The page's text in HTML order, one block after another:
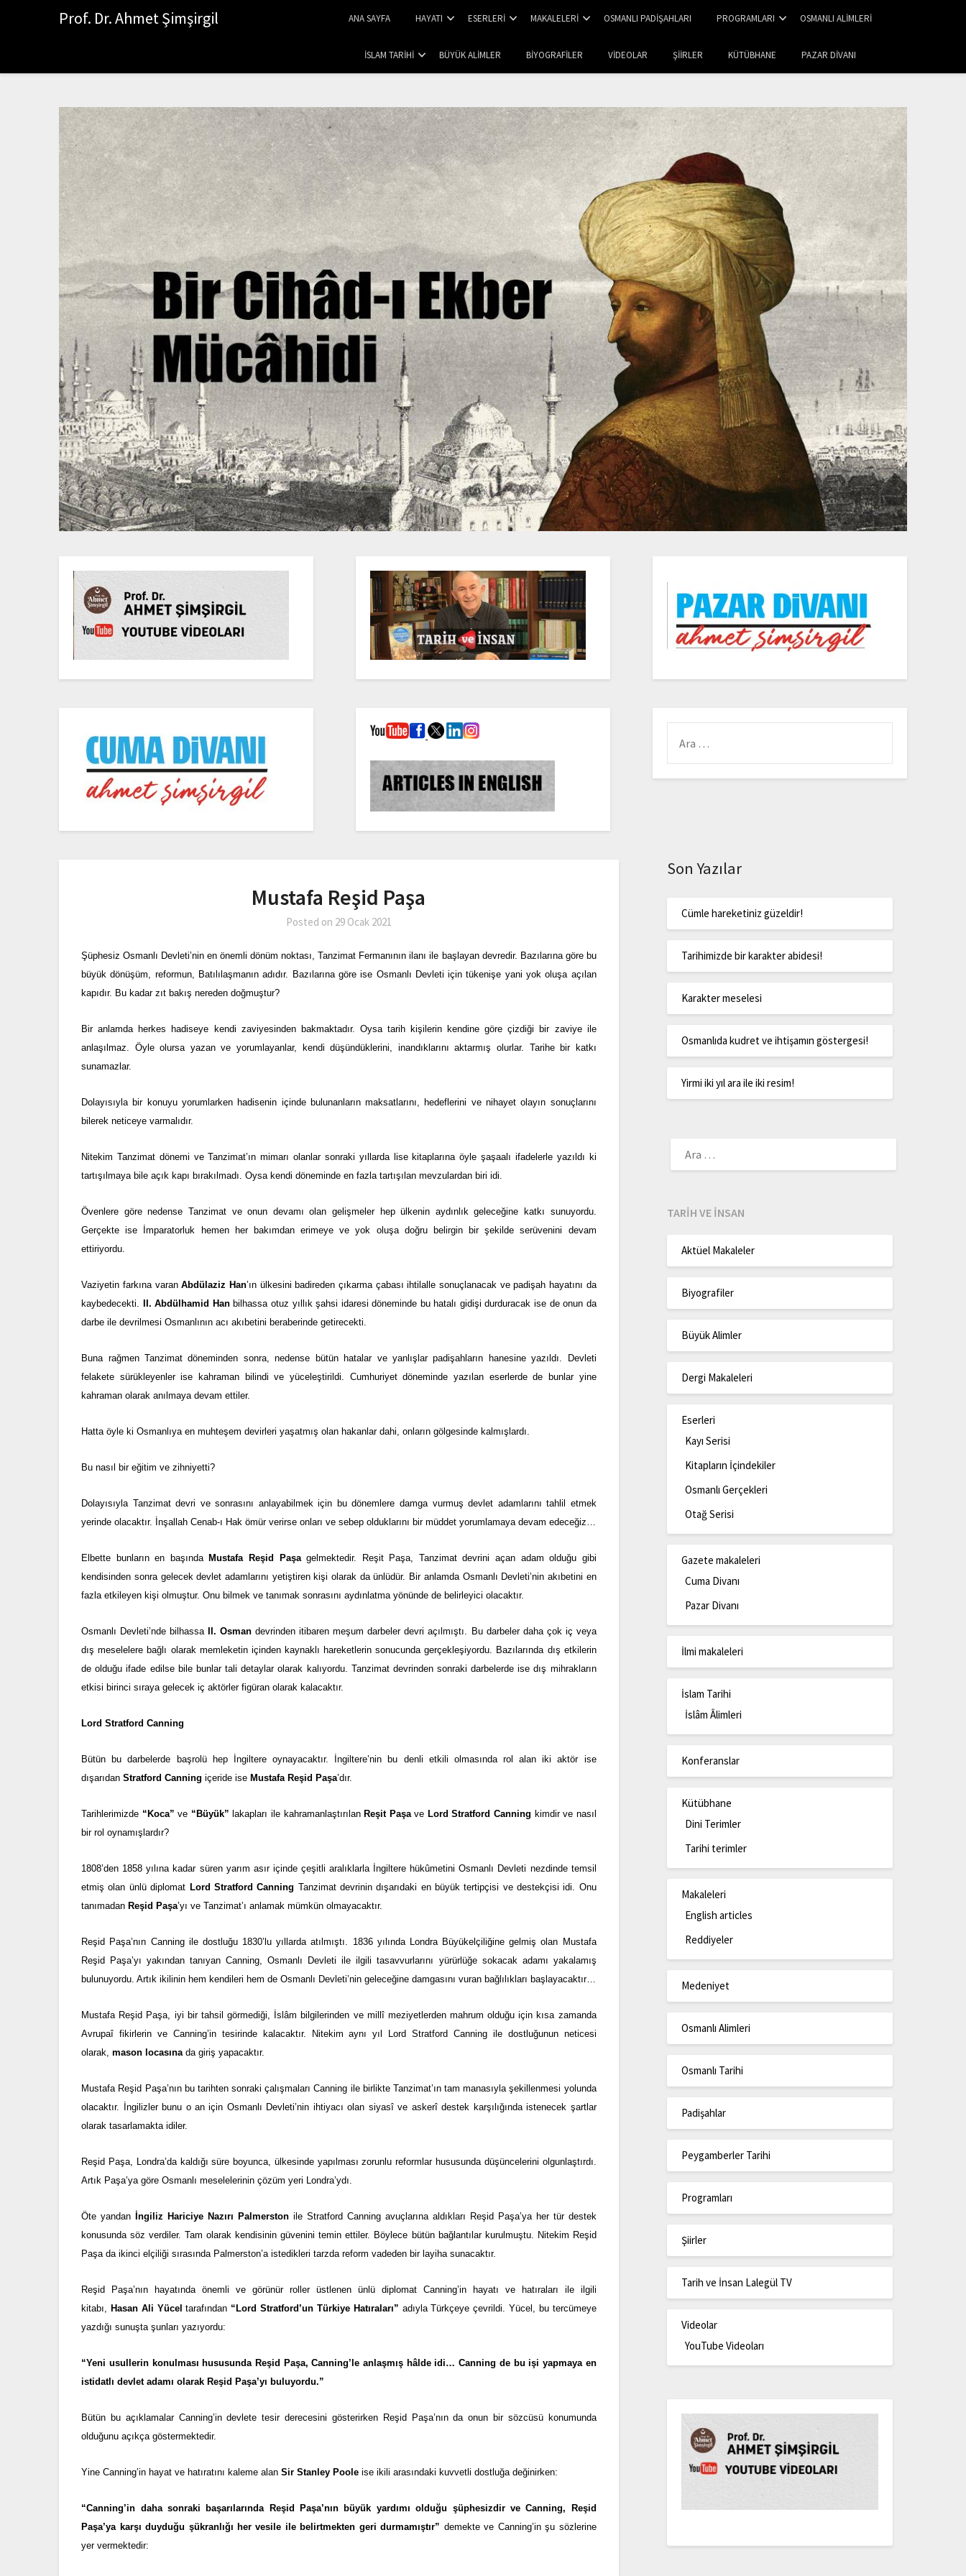
Prof. Dr. Ahmet Şimşirgil ANA SAYFA HAYATI ESERLERI MAKALELERI OSMANLI PADIŞAHLARI PROGRAMLARI OSMANLI ALIMLERI
İSLAM TARIHI BÜYÜK ALIMLER BIYOGRAFILER VIDEOLAR ŞIIRLER KÜTÜBHANE PAZAR DIVANI
Mustafa Reşid Paşa
Posted on 29 Ocak 2021
Şüphesiz Osmanlı Devleti’nin en önemli dönüm noktası, Tanzimat Fermanının ilanı ile başlayan devredir. Bazılarına göre bu
büyük dönüşüm, reformun, Batılılaşmanın adıdır. Bazılarına göre ise Osmanlı Devleti için tükenişe yani yok oluşa açılan
kapıdır. Bu kadar zıt bakış nereden doğmuştur?
Bir anlamda herkes hadiseye kendi zaviyesinden bakmaktadır. Oysa tarih kişilerin kendine göre çizdiği bir zaviye ile
anlaşılmaz. Öyle olursa yazan ve yorumlayanlar, kendi düşündüklerini, inandıklarını aktarmış olurlar. Tarihe bir katkı
sunamazlar.
Dolayısıyla bir konuyu yorumlarken hadisenin içinde bulunanların maksatlarını, hedeflerini ve nihayet olayın sonuçlarını
bilerek neticeye varmalıdır.
Nitekim Tanzimat dönemi ve Tanzimat’ın mimarı olanlar sonraki yıllarda lise kitaplarına öyle şaşaalı ifadelerle yazıldı ki
tartışılmaya bile açık kapı bırakılmadı. Oysa kendi döneminde en fazla tartışılan mevzulardan biri idi.
Övenlere göre nedense Tanzimat ve onun devamı olan gelişmeler hep ülkenin aydınlık geleceğine katkı sunuyordu.
Gerçekte ise İmparatorluk hemen her bakımdan erimeye ve yok oluşa doğru belirgin bir şekilde serüvenini devam
ettiriyordu.
Vaziyetin farkına varanAbdülaziz Han’ın ülkesini badireden çıkarma çabası ihtilalle sonuçlanacak ve padişah hayatını da
kaybedecekti.
II. Abdülhamid Hanbilhassa otuz yıllık şahsi idaresi döneminde bu hatalı gidişi durduracak ise de onun da
darbe ile devrilmesi Osmanlının acı akıbetini beraberinde getirecekti.
Buna rağmen Tanzimat döneminden sonra, nedense bütün hatalar ve yanlışlar padişahların hanesine yazıldı. Devleti
felakete sürükleyenler ise kahraman bilindi ve yüceleştirildi. Cumhuriyet döneminde yazılan eserlerde de bunlar yine
kahraman olarak anılmaya devam ettiler.
Hatta öyle ki Osmanlıya en muhteşem devirleri yaşatmış olan hakanlar dahi, onların gölgesinde kalmışlardı.
Bu nasıl bir eğitim ve zihniyetti?
Dolayısıyla Tanzimat devri ve sonrasını anlayabilmek için bu dönemlere damga vurmuş devlet adamlarını tahlil etmek
yerinde olacaktır. İnşallah Cenab-ı Hak ömür verirse onları ve sebep olduklarını bir müddet yorumlamaya devam edeceğiz…
Elbette bunların en başında Mustafa Reşid Paşagelmektedir. Reşit Paşa, Tanzimat devrini açan adam olduğu gibi
kendisinden sonra gelecek devlet adamlarını yetiştiren kişi olarak da ünlüdür. Bir anlamda Osmanlı Devleti’nin akıbetini en
fazla etkileyen kişi olmuştur. Onu bilmek ve tanımak sonrasını aydınlatma yönünde de belirleyici olacaktır.
Osmanlı Devleti’nde bilhassa II. Osman devrinden itibaren meşum darbeler devri açılmıştı. Bu darbeler daha çok iç veya
dış meselelere bağlı olarak memleketin içinden kaynaklı hareketlerin sonucunda gerçekleşiyordu. Bazılarında dış etkilerin
de olduğu ifade edilse bile bunlar tali detaylar olarak kalıyordu. Tanzimat devrinden sonraki darbelerde ise dış mihrakların
etkisi birinci sıraya gelecek iç aktörler figüran olarak kalacaktır.
Lord Stratford Canning
Bütün bu darbelerde başrolü hep İngiltere oynayacaktır. İngiltere’nin bu denli etkili olmasında rol alan iki aktör ise
dışarıdanStratford Canning içeride ise Mustafa Reşid Paşa’dır.
Tarihlerimizde “Koca” ve “Büyük” lakapları ile kahramanlaştırılan Reşit Paşave Lord Stratford Canning kimdir ve nasıl
bir rol oynamışlardır?
1808’den 1858 yılına kadar süren yarım asır içinde çeşitli aralıklarla İngiltere hükûmetini Osmanlı Devleti nezdinde temsil
etmiş olan ünlü diplomat Lord Stratford Canning Tanzimat devrinin dışarıdaki en büyük tertipçisi ve destekçisi idi. Onu
tanımadan Reşid Paşa’yı ve Tanzimat’ı anlamak mümkün olmayacaktır.
Reşid Paşa’nın Canning ile dostluğu 1830’lu yıllarda atılmıştı. 1836 yılında Londra Büyükelçiliğine gelmiş olan Mustafa
Reşid Paşa’yı yakından tanıyan Canning, Osmanlı Devleti ile ilgili tasavvurlarını yürürlüğe sokacak adamı yakalamış
bulunuyordu. Artık ikilinin hem kendileri hem de Osmanlı Devleti’nin geleceğine damgasını vuran bağlılıkları başlayacaktır…
Mustafa Reşid Paşa, iyi bir tahsil görmediği, İslâm bilgilerinden ve millî meziyetlerden mahrum olduğu için kısa zamanda
Avrupaî fikirlerin ve Canning’in tesirinde kalacaktır. Nitekim aynı yıl Lord Stratford Canning ile dostluğunun neticesi
olarak,mason locasınada giriş yapacaktır.
Mustafa Reşid Paşa’nın bu tarihten sonraki çalışmaları Canning ile birlikte Tanzimat’ın tam manasıyla şekillenmesi yolunda
olacaktır. İngilizler bunu o an için Osmanlı Devleti’nin ihtiyacı olan siyasî ve askerî destek karşılığında istenecek şartlar
olarak tasarlamakta idiler.
Reşid Paşa, Londra’da kaldığı süre boyunca, ülkesinde yapılması zorunlu reformlar hususunda düşüncelerini olgunlaştırdı.
Artık Paşa’ya göre Osmanlı meselelerinin çözüm yeri Londra’ydı.
Öte yandan İngiliz Hariciye Nazırı Palmerstonile Stratford Canning avuçlarına aldıkları Reşid Paşa’ya her tür destek
konusunda söz verdiler. Tam olarak kendisinin güvenini temin ettiler. Böylece bütün bağlantılar kurulmuştu. Nitekim Reşid
Paşa da ikinci elçiliği sırasında Palmerston’a istedikleri tarzda reform vadeden bir layiha sunacaktır.
Reşid Paşa’nın hayatında önemli ve görünür roller üstlenen ünlü diplomat Canning’in hayatı ve hatıraları ile ilgili
kitabı, Hasan Ali Yücel tarafından “Lord Stratford’un Türkiye Hatıraları” adıyla Türkçeye çevrildi. Yücel, bu tercümeye
yazdığı sunuşta şunları yazıyordu:
“Yeni usullerin konulması hususunda Reşid Paşa, Canning’le anlaşmış hâlde idi… Canning de bu işi yapmaya en
istidatlı devlet adamı olarak Reşid Paşa’yı buluyordu.”
Bütün bu açıklamalar Canning’in devlete tesir derecesini gösterirken Reşid Paşa’nın da onun bir sözcüsü konumunda
olduğunu açıkça göstermektedir.
Yine Canning’in hayat ve hatıratını kaleme alanSir Stanley Poole ise ikili arasındaki kuvvetli dostluğa değinirken:
“Canning’in daha sonraki başarılarında Reşid Paşa’nın büyük yardımı olduğu şüphesizdir ve Canning, Reşid
Paşa’ya karşı duyduğu şükranlığı her vesile ile belirtmekten geri durmamıştır” demekte ve Canning’in şu sözlerine
yer vermektedir:
Son Yazılar
Cümle hareketiniz güzeldir!
Tarihimizde bir karakter abidesi!
Karakter meselesi
Osmanlıda kudret ve ihtişamın göstergesi!
Yirmi iki yıl ara ile iki resim!
TARIH VE İNSAN
Aktüel Makaleler
Biyografiler
Büyük Alimler
Dergi Makaleleri
Eserleri
Kayı Serisi
Kitapların İçindekiler
Osmanlı Gerçekleri
Otağ Serisi
Gazete makaleleri
Cuma Divanı
Pazar Divanı
İlmi makaleleri
İslam Tarihi
İslâm Âlimleri
Konferanslar
Kütübhane
Dini Terimler
Tarihi terimler
Makaleleri
English articles
Reddiyeler
Medeniyet
Osmanlı Alimleri
Osmanlı Tarihi
Padişahlar
Peygamberler Tarihi
Programları
Şiirler
Tarih ve İnsan Lalegül TV
Videolar
YouTube Videoları